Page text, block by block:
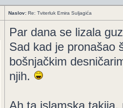
Naslov: Re: Tviterluk Emira Suljagića
Par dana se lizala
Sad kad je pronašao
bošnjačkim
njih.
Ah ta islamska